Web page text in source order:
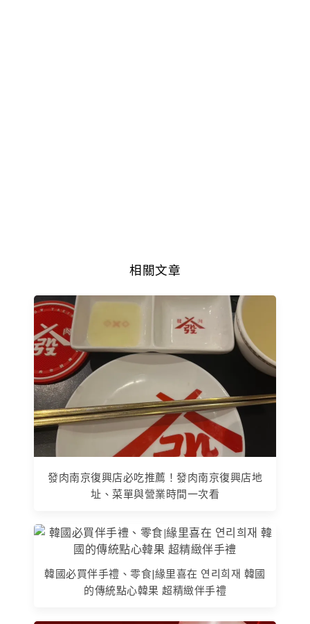
相關文章
發肉南京復興店必吃推薦！發肉南京復興店地
址、菜單與營業時間一次看
韓國必買伴手禮、零食|緣里喜在 연리희재 韓國
的傳統點心韓果 超精緻伴手禮